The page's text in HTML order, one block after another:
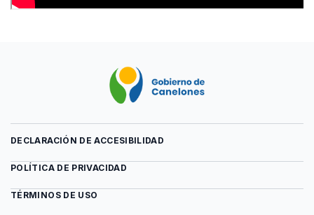
DECLARACIÓN DE ACCESIBILIDAD
POLÍTICA DE PRIVACIDAD
TÉRMINOS DE USO